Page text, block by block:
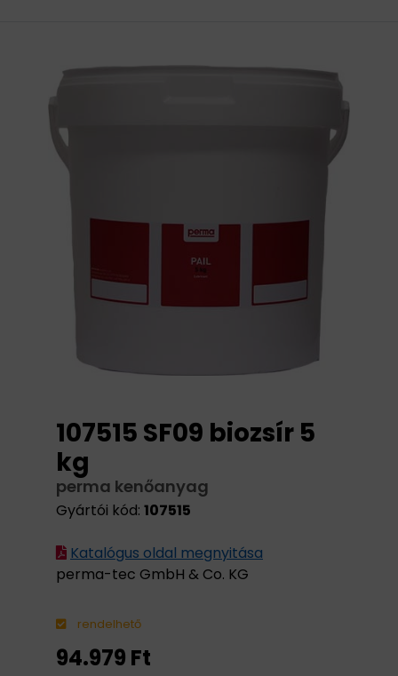
CSAPÁGYAK
ÜZLETEINK
107515 SF09 biozsír 5
kg
perma kenőanyag
Gyártói kód: 107515
Katalógus oldal megnyitása
perma-tec GmbH & Co. KG
rendelhető
94.979 Ft